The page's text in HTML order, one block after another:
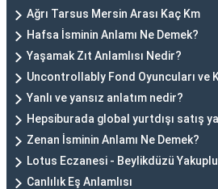
Ağrı Tarsus Mersin Arası Kaç Km
Hafsa İsminin Anlamı Ne Demek?
Yaşamak Zıt Anlamlısı Nedir?
Uncontrollably Fond Oyuncuları ve
Yanlı ve yansız anlatım nedir?
Hepsiburada global yurtdışı satış
Zenan İsminin Anlamı Ne Demek?
Lotus Eczanesi - Beylikdüzü
Canlılık Eş Anlamlısı